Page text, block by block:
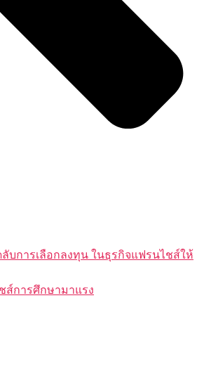
ลับการเลือกลงทุน ในธุรกิจแฟรนไชส์ให้
ส์การศึกษามาแรง